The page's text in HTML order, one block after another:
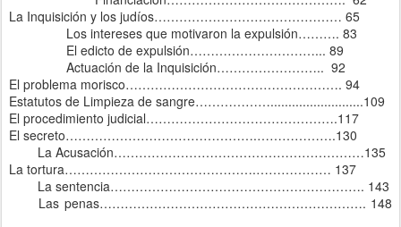
La Inquisición y los judíos……………………………………… 65
Los intereses que motivaron la expulsión………. 83
El edicto de expulsión…………………………... 89
Actuación de la Inquisición…………………….. 92
El problema morisco……………………………………………. 94
Estatutos de Limpieza de sangre………………..........................109
El procedimiento judicial……………………………………….117
El secreto……………………………………….……………….130
La Acusación……………………………………………………135
La tortura……………………………………….……………… 137
La sentencia……………………………………………………. 143
Las penas………………………………………………………. 148